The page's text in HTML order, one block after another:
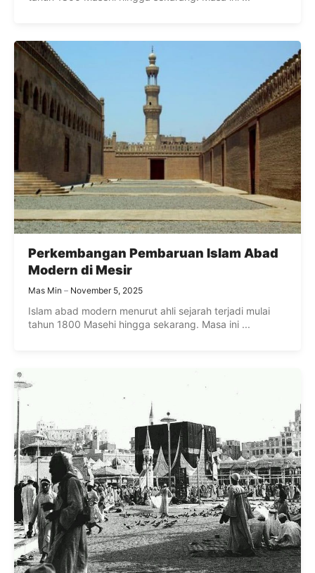
Perkembangan Pembaruan Islam Abad
Modern di Mesir
Mas Min November 5, 2025
Islam abad modern menurut ahli sejarah terjadi mulai
tahun 1800 Masehi hingga sekarang. Masa ini ...